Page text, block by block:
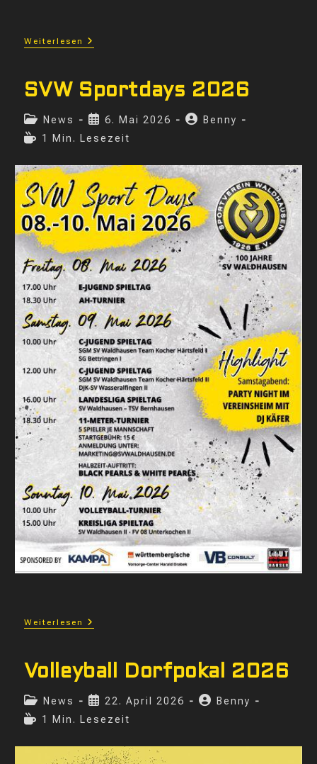
Weiterlesen
Tischtennis
SVW Sportdays 2026
Beitrags-
Kategorie:
News
Beitrag
veröffentlicht:
6. Mai 2026
Beitrags-
Benny
Lesedauer:
1 Min. Lesezeit
Weiterlesen
SVW
Volleyball Dorfpokal 2026
Beitrags-
Kategorie:
News
Beitrag
veröffentlicht:
22. April 2026
Beitrags-
Benny
Lesedauer:
1 Min. Lesezeit